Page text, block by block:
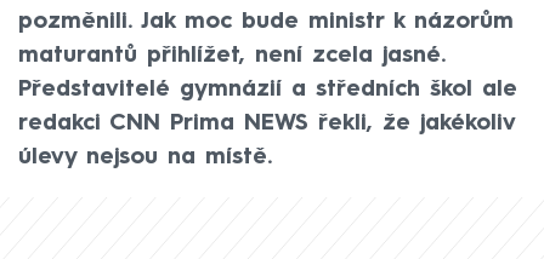
pozměnili. Jak moc bude ministr k názorům
maturantů přihlížet, není zcela jasné.
Představitelé gymnázií a středních škol ale
redakci CNN Prima NEWS řekli, že jakékoliv
úlevy nejsou na místě.